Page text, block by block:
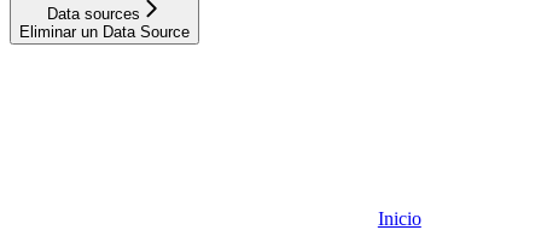
Data sources
Eliminar un Data Source
Inicio